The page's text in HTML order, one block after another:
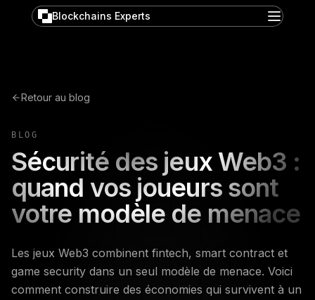
Blockchains Experts
Retour au blog
BLOG
Sécurité des jeux Web3 :
quand vos joueurs sont
votre modèle de menace
Les jeux Web3 combinent fintech, smart contract et
game security dans un seul modèle de menace. Voici
comment construire des économies qui survivent à un